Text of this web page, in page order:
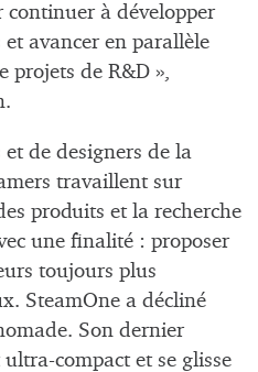
à développer
avancer en parallèle
projets de R&D »,
et de designers de la
travaillent sur
produits et la recherche
une finalité : proposer
toujours plus
SteamOne a décliné
Son dernier
compact et se glisse